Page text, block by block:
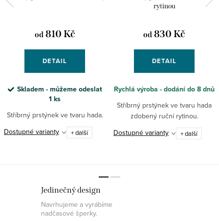
od 810 Kč
DETAIL
Skladem - můžeme odeslat
1 ks
Stříbrný prstýnek ve tvaru hada.
Dostupné varianty
+ další
rytinou
od 830 Kč
DETAIL
Rychlá výroba - dodání do 8 dnů
Stříbrný prstýnek ve tvaru hada
zdobený ruční rytinou.
Dostupné varianty
+ další
Jedinečný design
Navrhujeme a vyrábíme
nadčasové šperky.